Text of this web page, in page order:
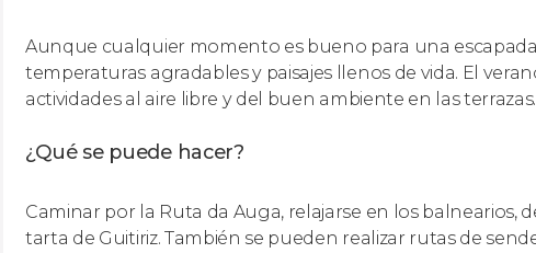
Aunque cualquier momento es bueno para una
temperaturas agradables y paisajes llenos de vida. El
actividades al aire libre y del buen ambiente en las terrazas.
¿Qué se puede hacer?
Caminar por la Ruta da Auga, relajarse en los balnearios,
tarta de Guitiriz. También se pueden realizar rutas de